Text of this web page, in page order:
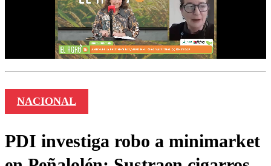
NACIONAL
PDI investiga robo a minimarket